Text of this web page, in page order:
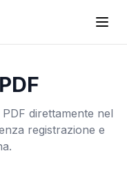
direttamente nel
registrazione e